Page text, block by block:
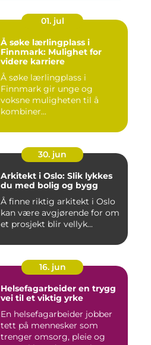
01. jul
Å søke lærlingplass i
Finnmark: Mulighet for
videre karriere
Å søke lærlingplass i
Finnmark gir unge og
voksne muligheten til å
kombiner...
30. jun
Arkitekt i Oslo: Slik lykkes
du med bolig og bygg
Å finne riktig arkitekt i Oslo
kan være avgjørende for om
et prosjekt blir vellyk...
16. jun
Helsefagarbeider en trygg
vei til et viktig yrke
En helsefagarbeider jobber
tett på mennesker som
trenger omsorg, pleie og